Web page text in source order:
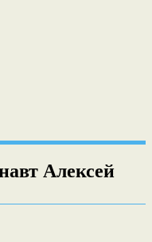
Алексей